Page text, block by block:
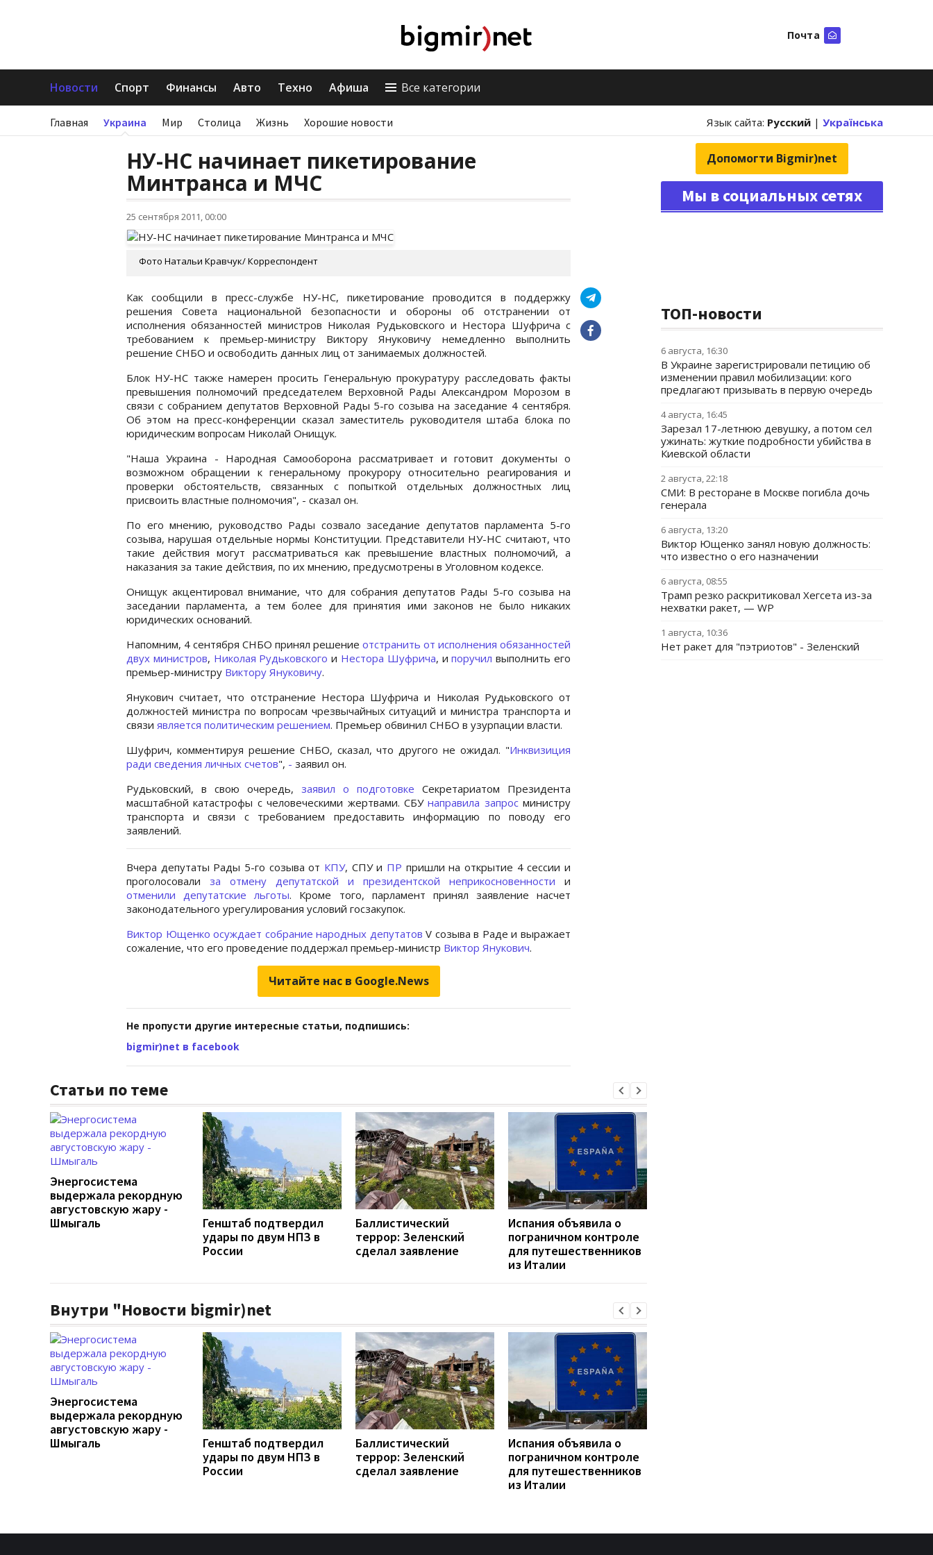
Почта
Новости Спорт Финансы Авто Техно Афиша Все категории
Главная Украина Мир Столица Жизнь Хорошие новости Язык сайта: Русский | Українська
НУ-НС начинает пикетирование
Минтранса и МЧС
25 сентября 2011, 00:00
Фото Натальи Кравчук/ Корреспондент
Как сообщили в пресс-службе НУ-НС, пикетирование проводится в поддержку
решения Совета национальной безопасности и обороны об отстранении от
исполнения обязанностей министров Николая Рудьковского и Нестора Шуфрича с
требованием к премьер-министру Виктору Януковичу немедленно выполнить
решение СНБО и освободить данных лиц от занимаемых должностей.
Блок НУ-НС также намерен просить Генеральную прокуратуру расследовать факты
превышения полномочий председателем Верховной Рады Александром Морозом в
связи с собранием депутатов Верховной Рады 5-го созыва на заседание 4 сентября.
Об этом на пресс-конференции сказал заместитель руководителя штаба блока по
юридическим вопросам Николай Онищук.
"Наша Украина - Народная Самооборона рассматривает и готовит документы о
возможном обращении к генеральному прокурору относительно реагирования и
проверки обстоятельств, связанных с попыткой отдельных должностных лиц
присвоить властные полномочия", - сказал он.
По его мнению, руководство Рады созвало заседание депутатов парламента 5-го
созыва, нарушая отдельные нормы Конституции. Представители НУ-НС считают, что
такие действия могут рассматриваться как превышение властных полномочий, а
наказания за такие действия, по их мнению, предусмотрены в Уголовном кодексе.
Онищук акцентировал внимание, что для собрания депутатов Рады 5-го созыва на
заседании парламента, а тем более для принятия ими законов не было никаких
юридических оснований.
Напомним, 4 сентября СНБО принял решение отстранить от исполнения обязанностей
двух министров, Николая Рудьковского и Нестора Шуфрича, ипоручил выполнить его
премьер-министру Виктору Януковичу.
Янукович считает, что отстранение Нестора Шуфрича и Николая Рудьковского от
должностей министра по вопросам чрезвычайных ситуаций и министра транспорта и
связи является политическим решением. Премьер обвинил СНБО в узурпации власти.
Шуфрич, комментируя решение СНБО, сказал, что другого не ожидал. "Инквизиция
ради сведения личных счетов", - заявил он.
Рудьковский, в свою очередь, заявил о подготовке Секретариатом Президента
масштабной катастрофы с человеческими жертвами. СБУнаправила запросминистру
транспорта и связи с требованием предоставить информацию по поводу его
заявлений.
Вчера депутаты Рады 5-го созыва от КПУ, СПУ и ПР пришли на открытие 4 сессии и
проголосовали за отмену депутатской и президентской неприкосновенности и
отменили депутатские льготы. Кроме того, парламент принял заявление насчет
законодательного урегулирования условий госзакупок.
Виктор Ющенко осуждает собрание народных депутатов V созыва в Раде и выражает
сожаление, что его проведение поддержал премьер-министр Виктор Янукович.
Читайте нас в Google.News
Не пропусти другие интересные статьи, подпишись:
bigmir)net в facebook
Статьи по теме
Энергосистема
выдержала рекордную
августовскую жару -
Шмыгаль
Генштаб подтвердил
удары по двум НПЗ в
России
Баллистический
террор: Зеленский
сделал заявление
Испания объявила о
пограничном контроле
для путешественников
из Италии
Внутри "Новости bigmir)net
Энергосистема
выдержала рекордную
августовскую жару -
Шмыгаль
Генштаб подтвердил
удары по двум НПЗ в
России
Баллистический
террор: Зеленский
сделал заявление
Испания объявила о
пограничном контроле
для путешественников
из Италии
Допомогти Bigmir)net
Мы в социальных сетях
ТОП-новости
6 августа, 16:30
В Украине зарегистрировали петицию об
изменении правил мобилизации: кого
предлагают призывать в первую очередь
4 августа, 16:45
Зарезал 17-летнюю девушку, а потом сел
ужинать: жуткие подробности убийства в
Киевской области
2 августа, 22:18
СМИ: В ресторане в Москве погибла дочь
генерала
6 августа, 13:20
Виктор Ющенко занял новую должность:
что известно о его назначении
6 августа, 08:55
Трамп резко раскритиковал Хегсета из-за
нехватки ракет, — WP
1 августа, 10:36
Нет ракет для "пэтриотов" - Зеленский